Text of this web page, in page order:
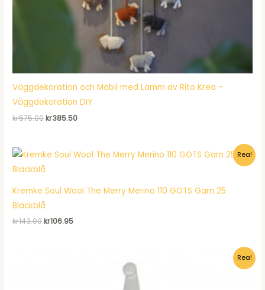
Väggdekoration och Mobil med Lamm av Rito Krea –
Väggdekoration DIY
kr575.00Det
kr575.00.
kr385.50Det
kr385.50.
Rea!
Kremke Soul Wool The Merry Merino 110 GOTS Garn 25
Bläckblå
kr143.00Det
kr106.95Det
Rea!